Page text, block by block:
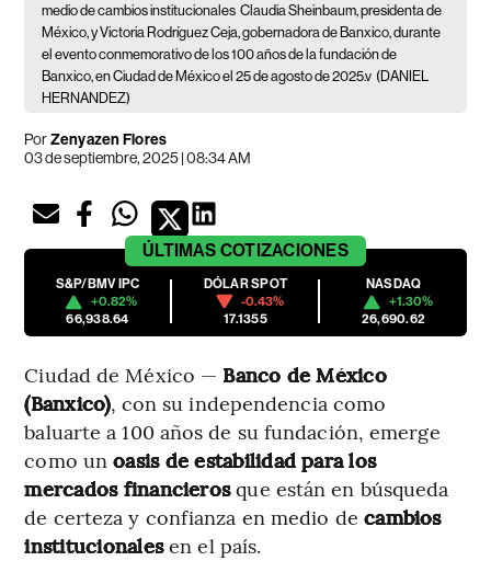
medio de cambios institucionales Claudia Sheinbaum, presidenta de
México, y Victoria Rodríguez Ceja, gobernadora de Banxico, durante
el evento conmemorativo de los 100 años de la fundación de
Banxico, en Ciudad de México el 25 de agosto de 2025.v (DANIEL
HERNANDEZ)
PorZenyazen Flores
03 de septiembre, 2025 | 08:34 AM
ÚLTIMAS COTIZACIONES
S&P/BMV IPC
+0.82%
66,938.64
DÓLAR SPOT
-0.43%
17.1355
NASDAQ
+1.30%
26,690.62
Ciudad de México — Banco de México
(Banxico), con su independencia como
baluarte a 100 años de su fundación, emerge
como unoasis de estabilidad para los
mercados financierosque están en búsqueda
de certeza y confianza en medio de cambios
institucionalesen el país.